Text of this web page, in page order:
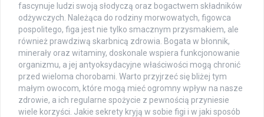
fascynuje ludzi swoją słodyczą oraz bogactwem składników
odżywczych. Należąca do rodziny morwowatych, figowca
pospolitego, figa jest nie tylko smacznym przysmakiem, ale
również prawdziwą skarbnicą zdrowia. Bogata w błonnik,
minerały oraz witaminy, doskonale wspiera funkcjonowanie
organizmu, a jej antyoksydacyjne właściwości mogą chronić
przed wieloma chorobami. Warto przyjrzeć się bliżej tym
małym owocom, które mogą mieć ogromny wpływ na nasze
zdrowie, a ich regularne spożycie z pewnością przyniesie
wiele korzyści. Jakie sekrety kryją w sobie figi i w jaki sposób